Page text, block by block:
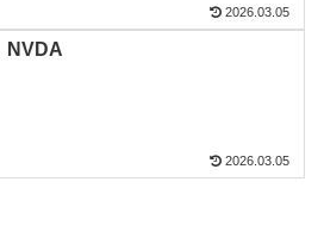
2026.03.05
NVDA
2026.03.05